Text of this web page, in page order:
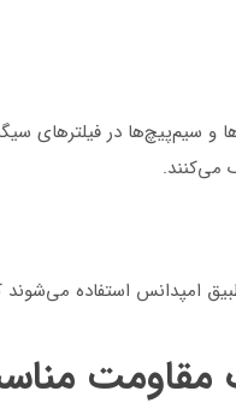
و سیم‌پیچ‌ها در فیلترهای
می‌کنند.
امپدانس استفاده
مقاومت